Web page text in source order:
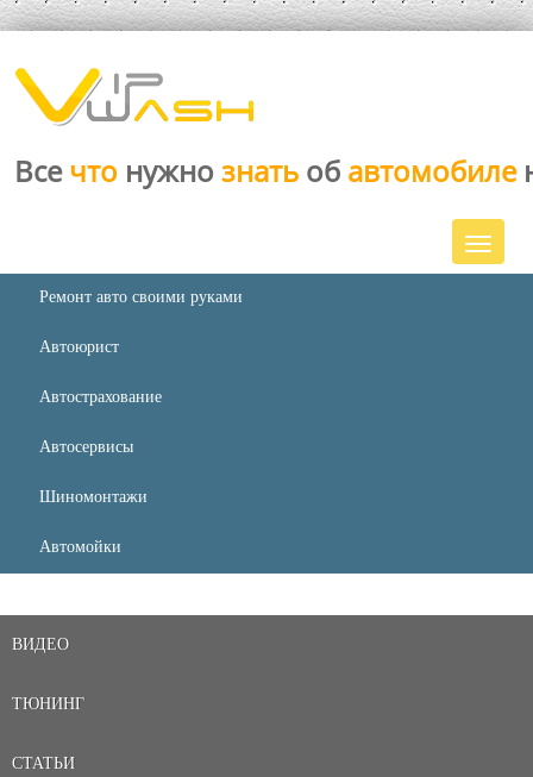
Все что нужно знать об автомобиле
Ремонт авто своими руками
Автоюрист
Автострахование
Автосервисы
Шиномонтажи
Автомойки
ВИДЕО
ТЮНИНГ
СТАТЬИ